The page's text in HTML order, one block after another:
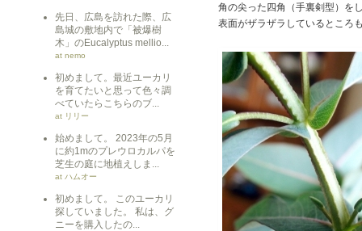
先日、広島を訪れた際、広
島城の敷地内で「被爆樹
木」のEucalyptus mellio...
at nemo
初めまして。最近ユーカリ
を育てたいと思って色々調
べていたらこちらのブ...
at リリー
始めまして。 2023年の5月
に約1mのプレウロカルパを
芝生の庭に地植えしま...
at ハムオー
初めまして。 このユーカリ
探していました。 私は、グ
ニーを購入したの...
角の尖った四角（手裏剣型）を
表面がザラザラしているところ